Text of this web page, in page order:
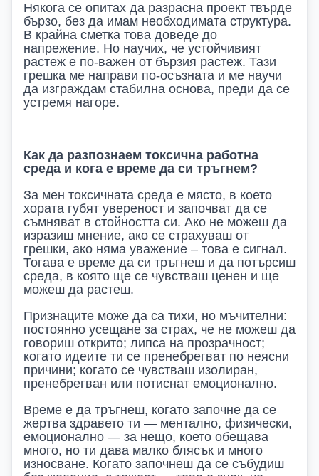
Някога се опитах да разрасна проект твърде
бързо, без да имам необходимата структура.
В крайна сметка това доведе до
напрежение. Но научих, че устойчивият
растеж е по-важен от бързия растеж. Тази
грешка ме направи по-осъзната и ме научи
да изграждам стабилна основа, преди да се
устремя нагоре.
Как да разпознаем токсична работна
среда и кога е време да си тръгнем?
За мен токсичната среда е място, в което
хората губят увереност и започват да се
съмняват в стойността си. Ако не можеш да
изразиш мнение, ако се страхуваш от
грешки, ако няма уважение – това е сигнал.
Тогава е време да си тръгнеш и да потърсиш
среда, в която ще се чувстваш ценен и ще
можеш да растеш.
Признаците може да са тихи, но мъчителни:
постоянно усещане за страх, че не можеш да
говориш открито; липса на прозрачност;
когато идеите ти се пренебрегват по неясни
причини; когато се чувстваш изолиран,
пренебрегван или потиснат емоционално.
Време е да тръгнеш, когато започне да се
жертва здравето ти — ментално, физически,
емоционално — за нещо, което обещава
много, но ти дава малко блясък и много
износване. Когато започнеш да се събудиш